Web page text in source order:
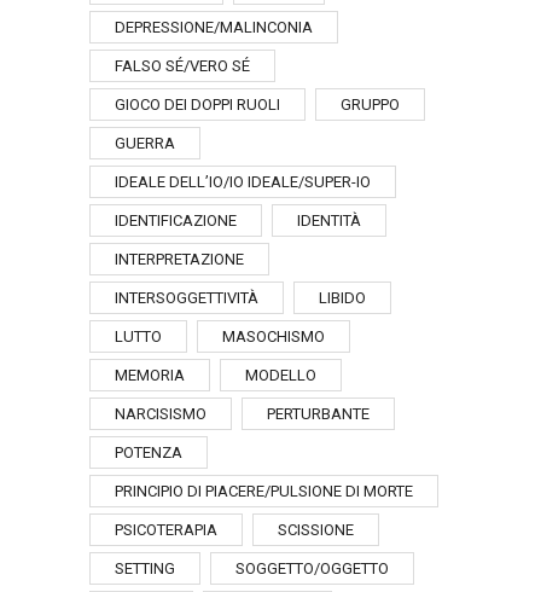
DEPRESSIONE/MALINCONIA
FALSO SÉ/VERO SÉ
GIOCO DEI DOPPI RUOLI GRUPPO
GUERRA
IDEALE DELL’IO/IO IDEALE/SUPER-IO
IDENTIFICAZIONE IDENTITÀ
INTERPRETAZIONE
INTERSOGGETTIVITÀ LIBIDO
LUTTO MASOCHISMO
MEMORIA MODELLO
NARCISISMO PERTURBANTE
POTENZA
PRINCIPIO DI PIACERE/PULSIONE DI MORTE
PSICOTERAPIA SCISSIONE
SETTING SOGGETTO/OGGETTO